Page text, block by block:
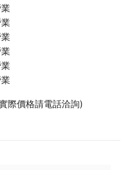
際價格請電話洽詢)